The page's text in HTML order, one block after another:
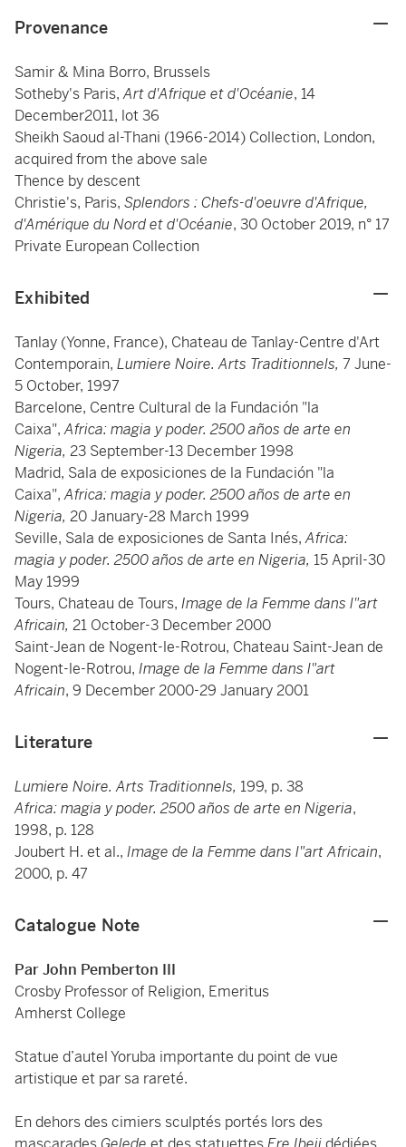
Provenance
Samir & Mina Borro, Brussels
Sotheby's Paris,Art d'Afrique et d'Océanie, 14
December2011, lot 36
Sheikh Saoud al-Thani (1966-2014) Collection, London,
acquired from the above sale
Thence by descent
Christie's, Paris, Splendors : Chefs-d'oeuvre d'Afrique,
d'Amérique du Nord et d'Océanie, 30 October 2019, n° 17
Private European Collection
Exhibited
Tanlay (Yonne, France), Chateau de Tanlay-Centre d'Art
Contemporain, Lumiere Noire. Arts Traditionnels, 7 June-
5 October, 1997
Barcelone, Centre Cultural de la Fundación "la
Caixa",Africa: magia y poder. 2500 años de arte en
Nigeria, 23 September-13 December 1998
Madrid, Sala de exposiciones de la Fundación "la
Caixa",Africa: magia y poder. 2500 años de arte en
Nigeria, 20 January-28 March 1999
Seville, Sala de exposiciones de Santa Inés,Africa:
magia y poder. 2500 años de arte en Nigeria, 15 April-30
May 1999
Tours, Chateau de Tours, Image de la Femme dans l"art
Africain, 21 October-3 December 2000
Saint-Jean de Nogent-le-Rotrou, Chateau Saint-Jean de
Nogent-le-Rotrou, Image de la Femme dans l"art
Africain, 9 December 2000-29 January 2001
Literature
Lumiere Noire. Arts Traditionnels, 199, p. 38
Africa: magia y poder. 2500 años de arte en Nigeria,
1998, p. 128
Joubert H. et al., Image de la Femme dans l"art Africain,
2000, p. 47
Catalogue Note
Par John Pemberton III
Crosby Professor of Religion, Emeritus
Amherst College
Statue d’autel Yoruba importante du point de vue
artistique et par sa rareté.
En dehors des cimiers sculptés portés lors des